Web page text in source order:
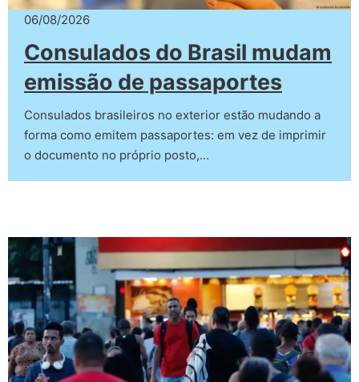
06/08/2026
Consulados do Brasil mudam
emissão de passaportes
Consulados brasileiros no exterior estão mudando a
forma como emitem passaportes: em vez de imprimir
o documento no próprio posto,…